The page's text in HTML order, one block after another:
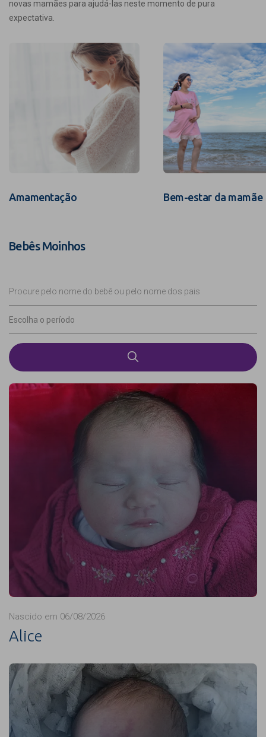
novas mamães para ajudá-las neste momento de pura
expectativa.
Amamentação Bem-estar da mamãe
Bebês Moinhos
Procure pelo nome do bebê ou pelo nome dos pais
Escolha o período
Nascido em 06/08/2026
Alice